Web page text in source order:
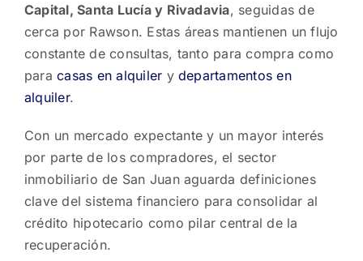
Capital, Santa Lucía y Rivadavia, seguidas de
cerca por Rawson. Estas áreas mantienen un flujo
constante de consultas, tanto para compra como
paracasas en alquiler ydepartamentos en
alquiler.
Con un mercado expectante y un mayor interés
por parte de los compradores, el sector
inmobiliario de San Juan aguarda definiciones
clave del sistema financiero para consolidar al
crédito hipotecario como pilar central de la
recuperación.